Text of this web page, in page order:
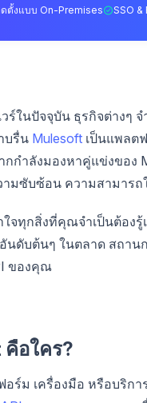
ดตั้งแบบ On-Premises SSO &
ในปัจจุบัน ธุรกิจต่างๆ
บรื่น Mulesoft เป็นแพลต
กกำลังมองหาคู่แข่งของ
ามซับซ้อน ความสามา
ทุกสิ่งที่คุณจำเป็นต้องรู้
นดับต้นๆ ในตลาด สถาน
ของคุณ
อใคร?
ร์ม เครื่องมือ หรือบริก